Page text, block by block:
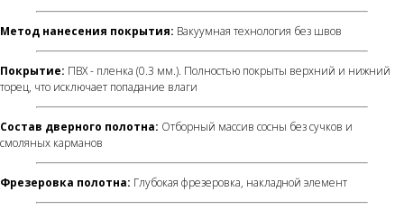
Метод нанесения покрытия: Вакуумная технология без швов
Покрытие: ПВХ - пленка (0.3 мм.). Полностью покрыты верхний и нижний
торец, что исключает попадание влаги
Состав дверного полотна: Отборный массив сосны без сучков и
смоляных карманов
Фрезеровка полотна: Глубокая фрезеровка, накладной элемент